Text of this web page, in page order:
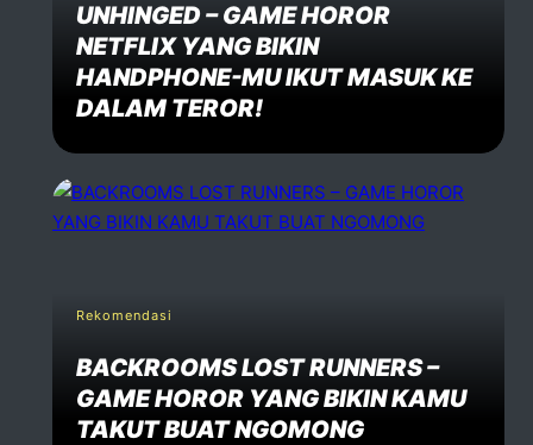
UNHINGED – GAME HOROR
NETFLIX YANG BIKIN
HANDPHONE-MU IKUT MASUK KE
DALAM TEROR!
Rekomendasi
BACKROOMS LOST RUNNERS –
GAME HOROR YANG BIKIN KAMU
TAKUT BUAT NGOMONG